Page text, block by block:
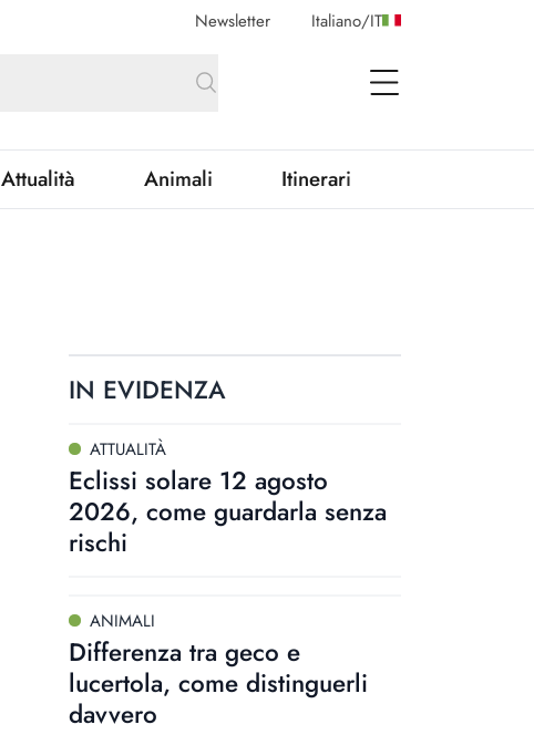
Newsletter Italiano/IT
open Menu
Attualità Animali Itinerari
IN EVIDENZA
ATTUALITÀ
Eclissi solare 12 agosto
2026, come guardarla senza
rischi
ANIMALI
Differenza tra geco e
lucertola, come distinguerli
davvero